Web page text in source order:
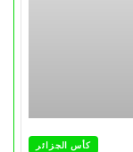
كأس الجزائر